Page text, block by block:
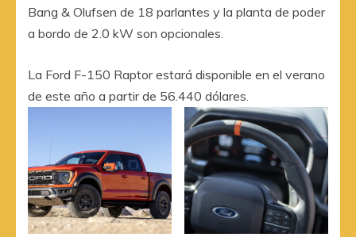
Bang & Olufsen de 18 parlantes y la planta de poder
a bordo de 2.0 kW son opcionales.
La Ford F-150 Raptor estará disponible en el verano
de este año a partir de 56.440 dólares.